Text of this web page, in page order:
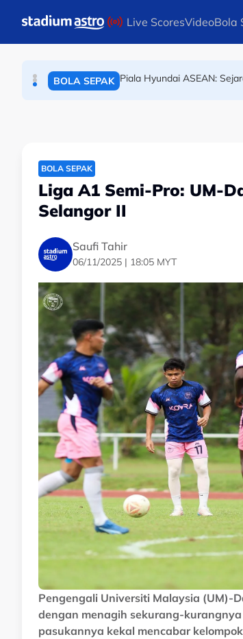
Live ScoresVideoBola
BOLA SEPAK
BOLA SEPAK Keraian bawa padah!
BOLA SEPAK
Liga A1 Semi-Pro: UM-
Selangor II
Saufi Tahir
06/11/2025 | 18:05 MYT
Pengengali Universiti Malaysia (UM)-
dengan menagih sekurang-
pasukannya kekal mencabar